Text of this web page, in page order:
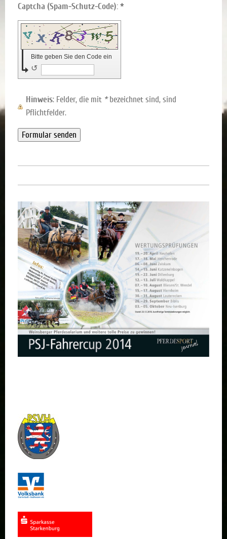
Captcha (Spam-Schutz-Code): *
Bitte geben Sie den Code ein
↺
Hinweis : Felder, die mit *bezeichnet sind, sind
Pflichtfelder.